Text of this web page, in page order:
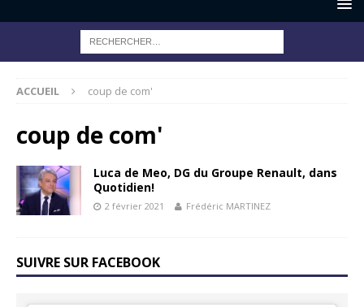
ACCUEIL coup de com'
coup de com'
Luca de Meo, DG du Groupe Renault, dans
Quotidien!
2 février 2021 Frédéric MARTINEZ
SUIVRE SUR FACEBOOK